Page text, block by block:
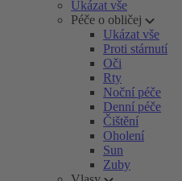
Ukázat vše
Péče o obličej
Ukázat vše
Proti stárnutí
Oči
Rty
Noční péče
Denní péče
Čištění
Oholení
Sun
Zuby